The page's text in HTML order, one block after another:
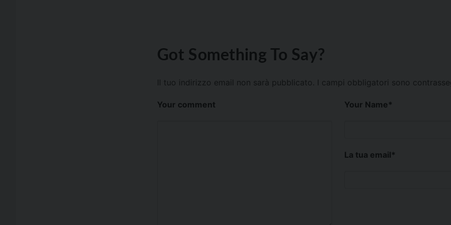
Got Something To Say?
Il tuo indirizzo email non sarà pubblicato. I campi obbligatori sono
Your comment Your Name*
La tua email*